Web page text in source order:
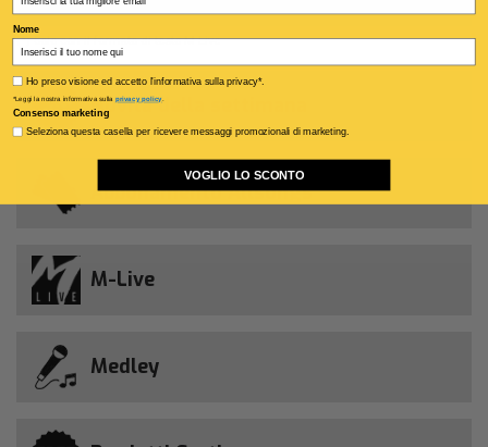
(*) Solo con il formato di testo M-Live
Novità della settimana
Abbonamento Allsongs
M-Live
Medley
Nome
Privacy policy
Ho preso visione ed accetto l'informativa sulla privacy*.
*Leggi la nostra informativa sulla privacy policy.
Consenso marketing
Seleziona questa casella per ricevere messaggi promozionali di marketing.
VOGLIO LO SCONTO